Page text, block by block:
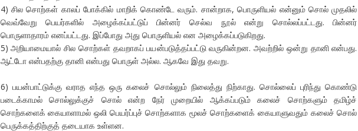
4) சில சொற்கள் காலப் போக்கில் மாறிக் கொண்டே வரும். சான்றாக, பொருளியல் என்னும் சொல் முதலில்
வெவ்வேறு பெயர்களில் அழைக்கப்பட்டுப் பின்னர் செல்வ நூல் என்று சொல்லப்பட்டது. பின்னர்
பொருளாதாரம் எனப்பட்டது. இப்போது அது பொருளியல் என அழைக்கப்படுகிறது.
5) அறியாமையால் சில சொற்கள் தவறாகப் பயன்படுத்தப்பட்டு வருகின்றன. அவற்றில் ஒன்று தானி என்பது.
ஆட்டோ என்பதற்கு தானி என்பது பொருள் அல்ல. ஆகவே இது தவறு.
6) பயன்பாட்டுக்கு வராத எந்த ஒரு கலைச் சொல்லும் நிலைத்து நிற்காது. சொல்லைப் புரிந்து கொண்டு
படைக்காமல் சொல்லுக்குச் சொல் என்ற நேர் முறையில் ஆக்கப்படும் கலைச் சொற்களும் தமிழ்ச்
சொற்களைக் கையாளாமல் ஒலி பெயர்ப்புச் சொற்களாக மூலச் சொற்களைக் கையாளுவதும் கலைச் சொல்
பெருக்கத்திற்குத் தடையாக உள்ளன.